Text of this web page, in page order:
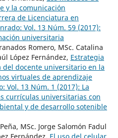
y la comunicación
de Licenciatura en
Vol. 13 Núm. 59 (2017):
universitaria
Romero, MSc. Catalina
López Fernández, Estrategia
docente universitario en la
virtuales de aprendizaje
Vol. 13 Núm. 1 (2017): La
currículas universitarias con
y de desarrollo sotenible
MSc. Jorge Salomón Fadul